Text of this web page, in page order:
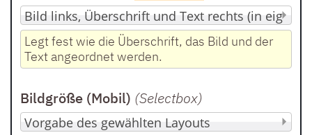
Legt fest wie die Überschrift, das Bild und der
Text angeordnet werden.
Bildgröße (Mobil) (Selectbox)